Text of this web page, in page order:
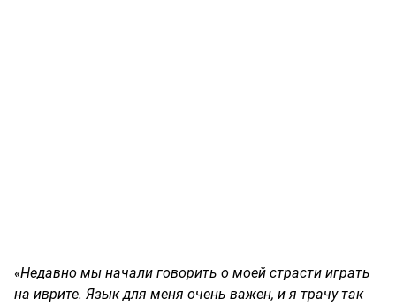
«Недавно мы начали говорить о моей страсти играть
на иврите. Язык для меня очень важен, и я трачу так